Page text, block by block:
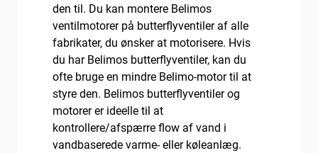
den til. Du kan montere Belimos
ventilmotorer på butterflyventiler af alle
fabrikater, du ønsker at motorisere. Hvis
du har Belimos butterflyventiler, kan du
ofte bruge en mindre Belimo-motor til at
styre den. Belimos butterflyventiler og
motorer er ideelle til at
kontrollere/afspærre flow af vand i
vandbaserede varme- eller køleanlæg.